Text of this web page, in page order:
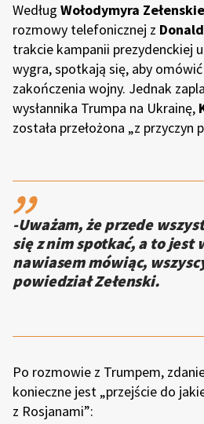
Według Wołodymyra
rozmowy telefonicznej z
trakcie kampanii prezydenckiej
wygra, spotkają się, aby
zakończenia wojny. Jednak
wysłannika Trumpa na Ukrainę,
została przełożona „z przyczyn
,,
-Uważam, że przede
się z nim spotkać, a to jest
nawiasem mówiąc,
powiedział Zełenski.
Po rozmowie z Trumpem,
konieczne jest „przejście do
z Rosjanami”: